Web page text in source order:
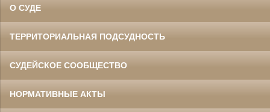
О СУДЕ
ТЕРРИТОРИАЛЬНАЯ ПОДСУДНОСТЬ
СУДЕЙСКОЕ СООБЩЕСТВО
НОРМАТИВНЫЕ АКТЫ